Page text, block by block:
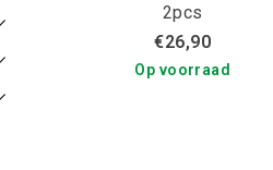
2pcs
€26,90
Op voorraad